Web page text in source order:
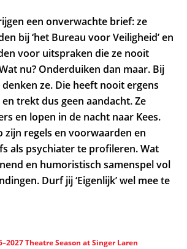
een onverwachte brief: ze
bij ‘het Bureau voor Veiligheid’ en
voor uitspraken die ze nooit
nu? Onderduiken dan maar. Bij
denken ze. Die heeft nooit ergens
trekt dus geen aandacht. Ze
en lopen in de nacht naar Kees.
zijn regels en voorwaarden en
als psychiater te profileren. Wat
en humoristisch samenspel vol
Durf jij ‘Eigenlijk’ wel mee te
Theatre Season at Singer Laren